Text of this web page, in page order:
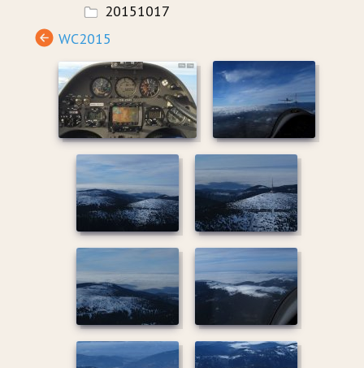
20151017
WC2015